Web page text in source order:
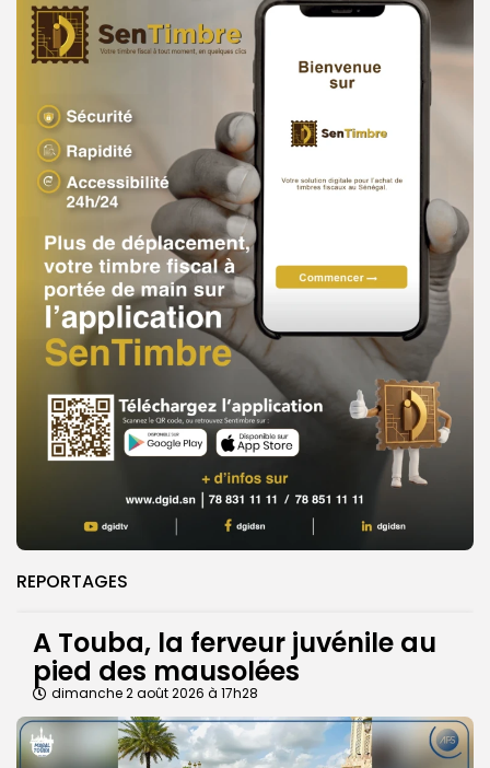
REPORTAGES
A Touba, la ferveur juvénile au
pied des mausolées
dimanche 2 août 2026 à 17h28